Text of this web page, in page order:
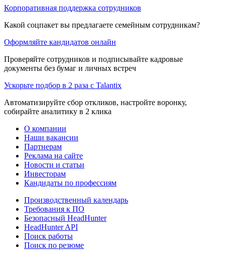
Корпоративная поддержка сотрудников
Какой соцпакет вы предлагаете семейным сотрудникам?
Оформляйте кандидатов онлайн
Проверяйте сотрудников и подписывайте кадровые
документы без бумаг и личных встреч
Ускорьте подбор в 2 раза с Talantix
Автоматизируйте сбор откликов, настройте воронку,
собирайте аналитику в 2 клика
О компании
Наши вакансии
Партнерам
Реклама на сайте
Новости и статьи
Инвесторам
Кандидаты по профессиям
Производственный календарь
Требования к ПО
Безопасный HeadHunter
HeadHunter API
Поиск работы
Поиск по резюме